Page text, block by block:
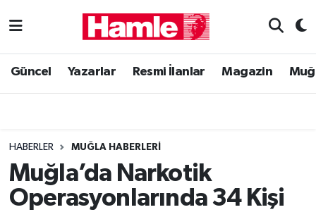
Güncel Yazarlar Resmi İlanlar Magazin
HABERLER MUĞLA HABERLERI
Muğla’da Narkotik
Operasyonlarında 34 Kişi
Güncel
Magazin
Muğla Haber
Muğla Nöbetçi Eczaneler
Muğla Trafik Yoğunluk Haritası
Süper Lig Puan Durumu ve Fikstür